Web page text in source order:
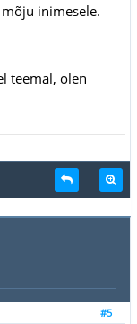
inimesele.
teemal, olen
#5